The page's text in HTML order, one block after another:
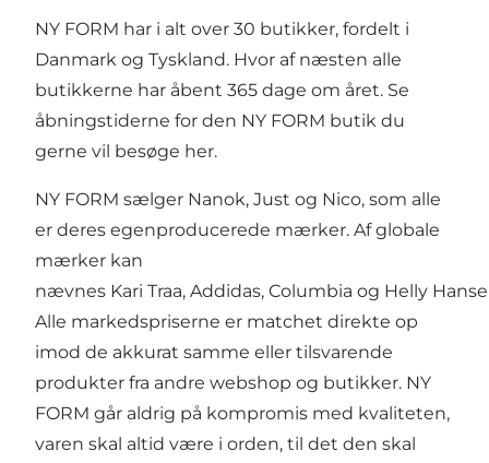
NY FORM har i alt over 30 butikker, fordelt i
Danmark og Tyskland. Hvor af næsten alle
butikkerne har åbent 365 dage om året. Se
åbningstiderne for den NY FORM butik du
gerne vil besøge her.
NY FORM sælger Nanok, Just og Nico, som alle
er deres egenproducerede mærker. Af globale
mærker kan
nævnes Kari Traa, Addidas, Columbia og Helly
Alle markedspriserne er matchet direkte op
imod de akkurat samme eller tilsvarende
produkter fra andre webshop og butikker. NY
FORM går aldrig på kompromis med kvaliteten,
varen skal altid være i orden, til det den skal